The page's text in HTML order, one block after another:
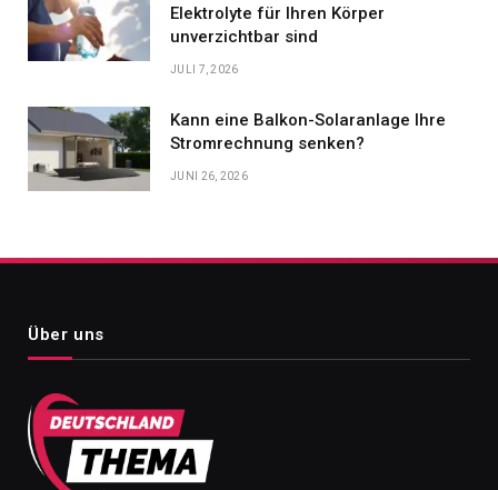
Elektrolyte für Ihren Körper
unverzichtbar sind
JULI 7, 2026
Kann eine Balkon-Solaranlage Ihre
Stromrechnung senken?
JUNI 26, 2026
Über uns